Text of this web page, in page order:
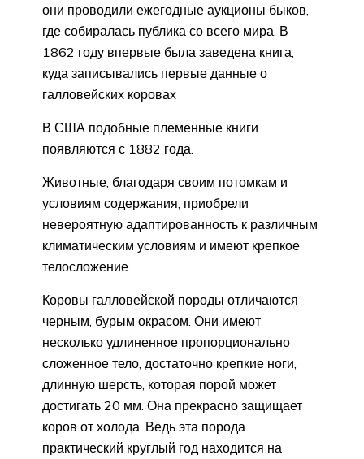
они проводили ежегодные аукционы быков,
где собиралась публика со всего мира. В
1862 году впервые была заведена книга,
куда записывались первые данные о
галловейских коровах
В США подобные племенные книги
появляются с 1882 года.
Животные, благодаря своим потомкам и
условиям содержания, приобрели
невероятную адаптированность к различным
климатическим условиям и имеют крепкое
телосложение.
Коровы галловейской породы отличаются
черным, бурым окрасом. Они имеют
несколько удлиненное пропорционально
сложенное тело, достаточно крепкие ноги,
длинную шерсть, которая порой может
достигать 20 мм. Она прекрасно защищает
коров от холода. Ведь эта порода
практический круглый год находится на